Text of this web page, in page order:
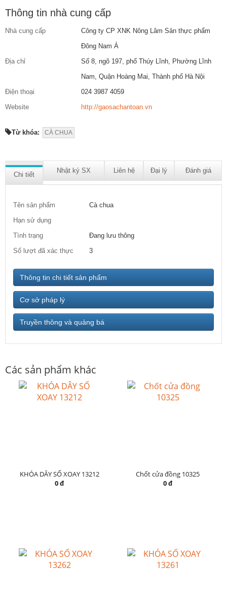
Thông tin nhà cung cấp
Nhà cung cấp
Công ty CP XNK Nông Lâm Sản thực phẩm
Đông Nam Á
Địa chỉ
Số 8, ngõ 197, phố Thúy Lĩnh, Phường Lĩnh
Nam, Quận Hoàng Mai, Thành phố Hà Nội
Điện thoại
024 3987 4059
Website
http://gaosachantoan.vn
Từ khóa: CÀ CHUA
Chi tiết
Nhật ký SX Liên hệ Đại lý Đánh giá
Tên sản phẩm
Cà chua
Hạn sử dụng
Tình trạng
Đang lưu thông
Số lượt đã xác thực
3
Thông tin chi tiết sản phẩm
Cơ sở pháp lý
Truyền thông và quảng bá
Các sản phẩm khác
KHÓA DÂY SỐ XOAY 13212
0 đ
Chốt cửa đồng 10325
0 đ